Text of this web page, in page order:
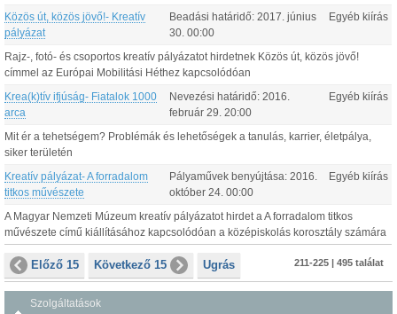
Közös út, közös jövő!- Kreatív
pályázat
Beadási határidő: 2017. június
30 00:00
Egyéb kiírás
Rajz-, fotó- és csoportos kreatív pályázatot hirdetnek Közös út, közös jövő!
címmel az Európai Mobilitási Héthez kapcsolódóan
Krea(k)tív ifjúság- Fiatalok 1000
arca
Nevezési határidő: 2016.
február 29 20:00
Egyéb kiírás
Mit ér a tehetségem? Problémák és lehetőségek a tanulás, karrier, életpálya,
siker területén
Kreatív pályázat- A forradalom
titkos művészete
Pályaművek benyújtása: 2016.
október 24 00:00
Egyéb kiírás
A Magyar Nemzeti Múzeum kreatív pályázatot hirdet a A forradalom titkos
művészete című kiállításához kapcsolódóan a középiskolás korosztály számára
Előző 15 Következő 15 Ugrás 211-225 | 495 találat
Szolgáltatások